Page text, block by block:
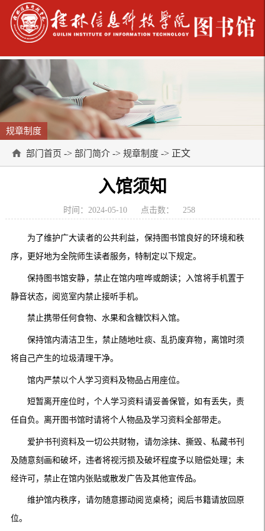
规章制度
部门首页 -> 部门简介 -> 规章制度 -> 正文
入馆须知
时间：2024-05-10 点击数： 258
为了维护广大读者的公共利益，保持图书馆良好的环境和秩
序，更好地为全院师生读者服务，特制定以下规定。
保持图书馆安静，禁止在馆内喧哗或朗读；入馆将手机置于
静音状态，阅览室内禁止接听手机。
禁止携带任何食物、水果和含糖饮料入馆。
保持馆内清洁卫生，禁止随地吐痰、乱扔废弃物，离馆时须
将自己产生的垃圾清理干净。
馆内严禁以个人学习资料及物品占用座位。
短暂离开座位时，个人学习资料请妥善保管，如有丢失，责
任自负。 离开图书馆时请将个人物品及学习资料全部带走。
爱护书刊资料及一切公共财物，请勿涂抹、撕毁、私藏书刊
及随意刻画和破坏，违者将视污损及破坏程度予以赔偿处理；未
经许可，禁止在馆内张贴或散发广告及其他宣传品。
维护馆内秩序，请勿随意挪动阅览桌椅；阅后书籍请放回原
位。